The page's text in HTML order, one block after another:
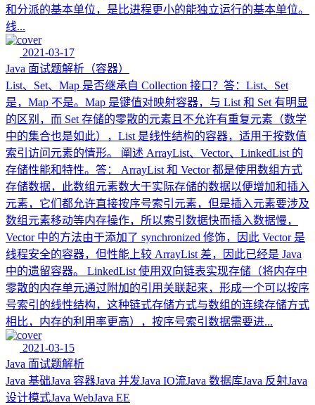
和分派的基本单位，是比进程更小的能独立运行的基本单位。
线...
2021-03-17
Java 面试题解析（容器）
List、Set、Map 是否继承自 Collection 接口？答：List、Set
是，Map 不是。Map 是键值对映射容器，与 List 和 Set 有明显
的区别，而 Set 存储的零散的元素且不允许有重复元素（数学
中的集合也是如此），List 是线性结构的容器，适用于按数值
索引访问元素的情形。 阐述 ArrayList、Vector、LinkedList 的
存储性能和特性。答： ArrayList 和 Vector 都是使用数组方式
存储数据，此数组元素数大于实际存储的数据以便增加和插入
元素，它们都允许直接按序号索引元素，但是插入元素要涉及
数组元素移动等内存操作，所以索引数据快而插入数据慢，
Vector 中的方法由于添加了 synchronized 修饰，因此 Vector 是
线程安全的容器，但性能上较 ArrayList 差，因此已经是 Java
中的遗留容器。 LinkedList 使用双向链表实现存储（将内存中
零散的内存单元通过附加的引用关联起来，形成一个可以按序
号索引的线性结构，这种链式存储方式与数组的连续存储方式
相比，内存的利用率更高），按序号索引数据需要进...
2021-03-15
Java 面试题解析
Java 基础Java 容器Java 并发Java IO流Java 数据库Java 反射Java
设计模式Java WebJava EE